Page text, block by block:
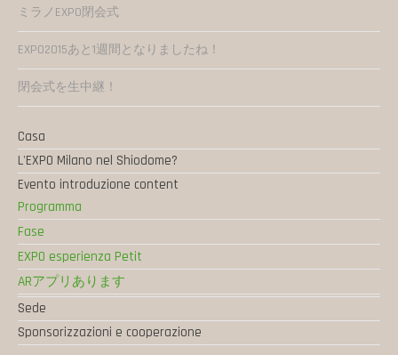
ミラノEXPO閉会式
EXPO2015あと1週間となりましたね！
閉会式を生中継！
Casa
L'EXPO Milano nel Shiodome?
Evento introduzione content
Programma
Fase
EXPO esperienza Petit
ARアプリあります
Sede
Sponsorizzazioni e cooperazione